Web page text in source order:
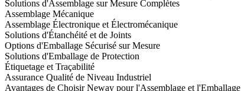
Solutions d'Assemblage sur Mesure Complètes
Assemblage Mécanique
Assemblage Électronique et Électromécanique
Solutions d'Étanchéité et de Joints
Options d'Emballage Sécurisé sur Mesure
Solutions d'Emballage de Protection
Étiquetage et Traçabilité
Assurance Qualité de Niveau Industriel
Avantages de Choisir Neway pour l'Assemblage et l'Emballage